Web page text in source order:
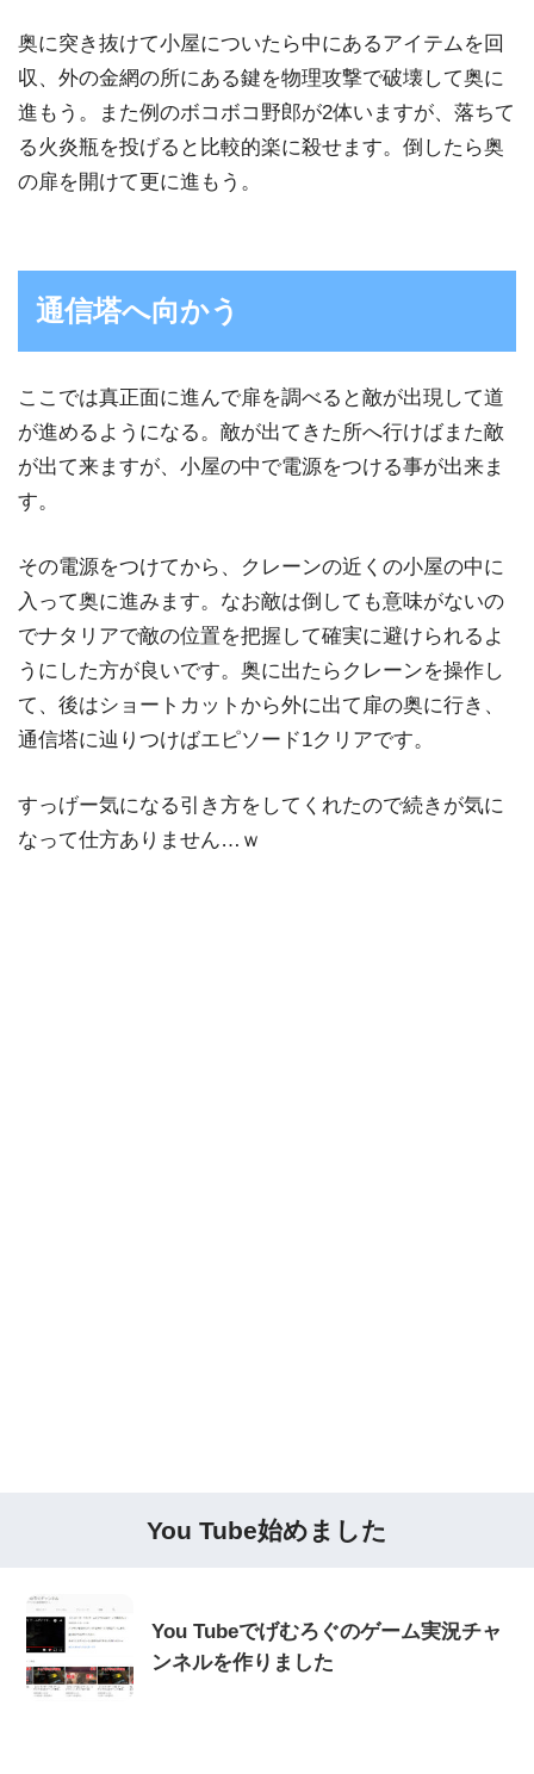
奥に突き抜けて小屋についたら中にあるアイテムを回
収、外の金網の所にある鍵を物理攻撃で破壊して奥に
進もう。また例のボコボコ野郎が2体いますが、落ちて
る火炎瓶を投げると比較的楽に殺せます。倒したら奥
の扉を開けて更に進もう。
通信塔へ向かう
ここでは真正面に進んで扉を調べると敵が出現して道
が進めるようになる。敵が出てきた所へ行けばまた敵
が出て来ますが、小屋の中で電源をつける事が出来ま
す。
その電源をつけてから、クレーンの近くの小屋の中に
入って奥に進みます。なお敵は倒しても意味がないの
でナタリアで敵の位置を把握して確実に避けられるよ
うにした方が良いです。奥に出たらクレーンを操作し
て、後はショートカットから外に出て扉の奥に行き、
通信塔に辿りつけばエピソード1クリアです。
すっげー気になる引き方をしてくれたので続きが気に
なって仕方ありません…ｗ
You Tube始めました
You Tubeでげむろぐのゲーム実況チャ
ンネルを作りました